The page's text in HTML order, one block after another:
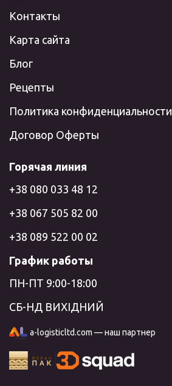
Контакты
Карта сайта
Блог
Рецепты
Политика конфиденциальности
Договор Оферты
Горячая линия
+38 080 033 48 12
+38 067 505 82 00
+38 089 522 00 02
График работы
ПН-ПТ 9:00-18:00
СБ-НД ВИХІДНИЙ
a-logisticltd.com — наш партнер